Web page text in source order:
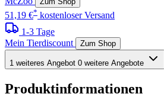
51,19 €* kostenloser Versand
1-3 Tage
Mein Tierdiscount
Zum Shop
1 weiteres Angebot 0 weitere Angebote
Produktinformationen